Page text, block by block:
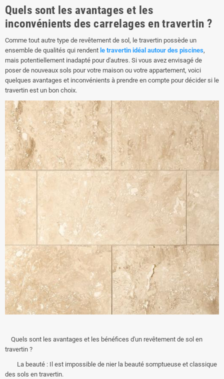
Quels sont les avantages et les
inconvénients des carrelages en travertin ?
Comme tout autre type de revêtement de sol, le travertin possède un
ensemble de qualités qui rendent le travertin idéal autour des piscines,
mais potentiellement inadapté pour d'autres. Si vous avez envisagé de
poser de nouveaux sols pour votre maison ou votre appartement, voici
quelques avantages et inconvénients à prendre en compte pour décider si le
travertin est un bon choix.
Quels sont les avantages et les bénéfices d'un revêtement de sol en
travertin ?
La beauté : Il est impossible de nier la beauté somptueuse et classique
des sols en travertin.